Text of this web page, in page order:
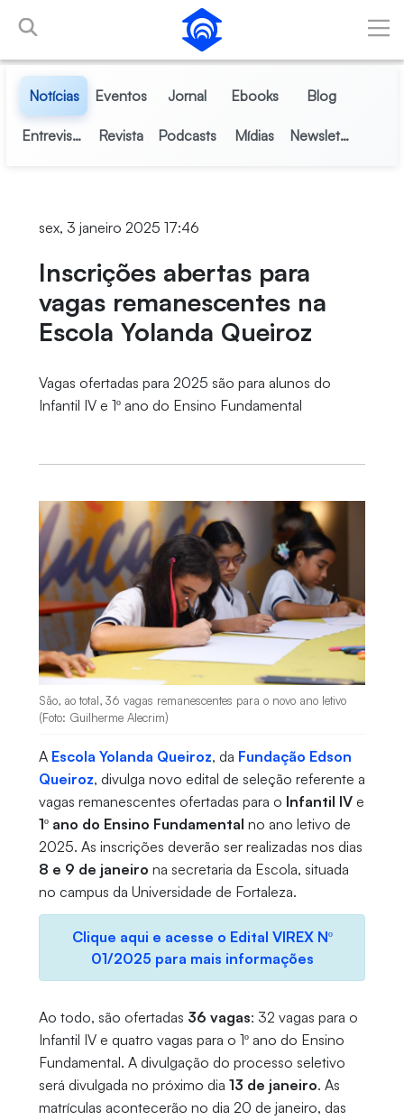
Pular para o Conteúdo principal
Notícias Eventos Jornal Ebooks Blog
Entrevistas Revista Podcasts Mídias Newsletter
sex, 3 janeiro 2025 17:46
Inscrições abertas para
vagas remanescentes na
Escola Yolanda Queiroz
Vagas ofertadas para 2025 são para alunos do
Infantil IV e 1º ano do Ensino Fundamental
São, ao total, 36 vagas remanescentes para o novo ano letivo
(Foto: Guilherme Alecrim)
A Escola Yolanda Queiroz, da Fundação Edson
Queiroz, divulga novo edital de seleção referente a
vagas remanescentes ofertadas para o Infantil IVe
1º ano do Ensino Fundamental no ano letivo de
2025. As inscrições deverão ser realizadas nos dias
8 e 9 de janeiro na secretaria da Escola, situada
no campus da Universidade de Fortaleza.
Clique aqui e acesse o Edital VIREX Nº
01/2025 para mais informações
Ao todo, são ofertadas 36 vagas: 32 vagas para o
Infantil IV e quatro vagas para o 1º ano do Ensino
Fundamental. A divulgação do processo seletivo
será divulgada no próximo dia 13 de janeiro. As
matrículas acontecerão no dia 20 de janeiro, das